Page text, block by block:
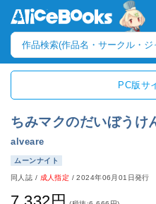
PC版サ
ちみマクのだいぼうけ
alveare
ムーンナイト
同人誌 / 成人指定 /2024年06月01日発行